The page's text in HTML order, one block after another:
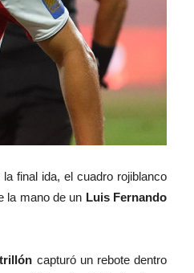
la final ida, el cuadro rojiblanco
la mano de un Luis Fernando
capturó un rebote dentro